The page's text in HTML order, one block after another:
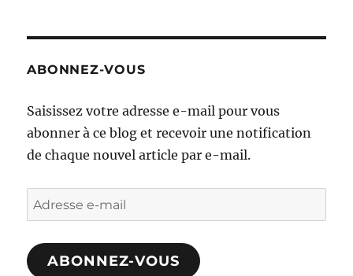
ABONNEZ-VOUS
Saisissez votre adresse e-mail pour vous
abonner à ce blog et recevoir une notification
de chaque nouvel article par e-mail.
Adresse
e-
mail
ABONNEZ-VOUS